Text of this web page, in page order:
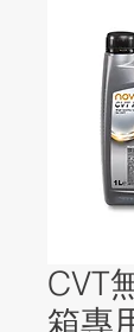
CVT
箱專